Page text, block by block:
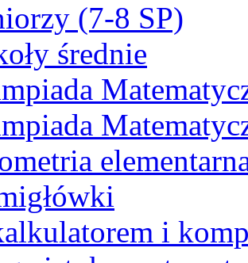
(7-8 SP)
średnie
i